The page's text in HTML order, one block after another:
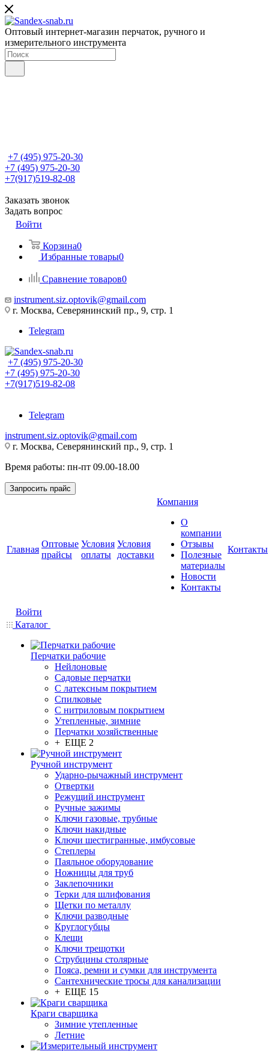
Оптовый интернет-магазин перчаток, ручного и
измерительного инструмента
+7 (495) 975-20-30
+7 (495) 975-20-30
+7(917)519-82-08
Заказать звонок
Задать вопрос
Войти
Корзина0
Избранные товары0
Сравнение товаров0
instrument.siz.optovik@gmail.com
г. Москва, Северянинский пр., 9, стр. 1
Telegram
+7 (495) 975-20-30
+7 (495) 975-20-30
+7(917)519-82-08
Telegram
instrument.siz.optovik@gmail.com
г. Москва, Северянинский пр., 9, стр. 1
Время работы: пн-пт 09.00-18.00
Запросить прайс
Главная
Оптовые
прайсы
Условия
оплаты
Условия
доставки
Компания
О
компании
Отзывы
Полезные
материалы
Новости
Контакты
Контакты
Войти
Каталог
Перчатки рабочие
Нейлоновые
Садовые перчатки
С латексным покрытием
Cпилковые
С нитриловым покрытием
Утепленные, зимние
Перчатки хозяйственные
+ ЕЩЕ 2
Ручной инструмент
Ударно-рычажный инструмент
Отвертки
Режущий инструмент
Ручные зажимы
Ключи газовые, трубные
Ключи накидные
Ключи шестигранные, имбусовые
Степлеры
Паяльное оборудование
Ножницы для труб
Заклепочники
Терки для шлифования
Щетки по металлу
Ключи разводные
Круглогубцы
Клещи
Ключи трещотки
Струбцины столярные
Пояса, ремни и сумки для инструмента
Сантехнические тросы для канализации
+ ЕЩЕ 15
Краги сварщика
Зимние утепленные
Летние